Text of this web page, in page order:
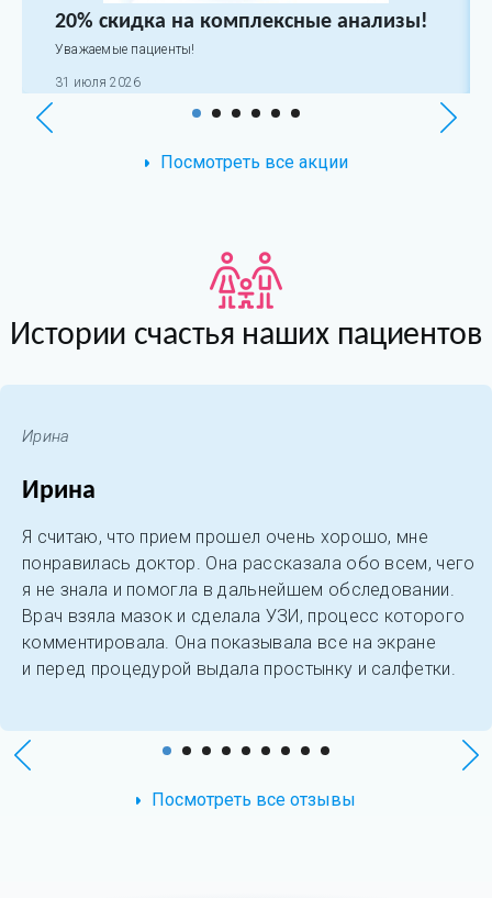
20% скидка на комплексные анализы!
Уважаемые пациенты!
31 июля 2026
Посмотреть все акции
Истории счастья наших пациентов
Ирина
Ирина
Я считаю, что прием прошел очень хорошо, мне
понравилась доктор. Она рассказала обо всем, чего
я не знала и помогла в дальнейшем обследовании.
Врач взяла мазок и сделала УЗИ, процесс которого
комментировала. Она показывала все на экране
и перед процедурой выдала простынку и салфетки.
Посмотреть все отзывы